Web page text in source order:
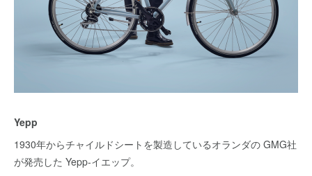
Yepp
1930年からチャイルドシートを製造しているオランダの GMG社
が発売した Yepp-イエップ。